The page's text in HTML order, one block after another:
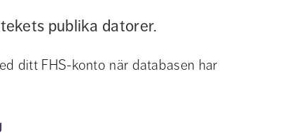
publika datorer.
ditt FHS-konto när databasen har